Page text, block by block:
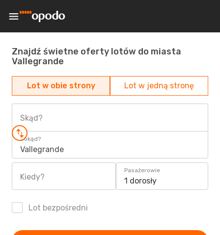
Znajdź świetne oferty lotów do miasta
Vallegrande
Lot w obie strony Lot w jedną stronę
Skąd?
Dokąd?
Vallegrande
Kiedy?
Pasażerowie
1 dorosły
Lot bezpośredni